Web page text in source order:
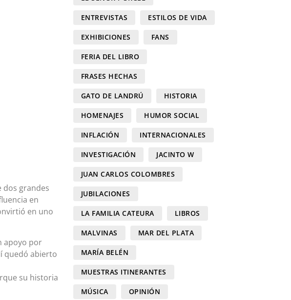
dos grandes
en
en uno
apoyo por
quedó abierto
su historia
ENTREVISTAS ESTILOS DE VIDA
EXHIBICIONES FANS
FERIA DEL LIBRO
FRASES HECHAS
GATO DE LANDRÚ HISTORIA
HOMENAJES HUMOR SOCIAL
INFLACIÓN INTERNACIONALES
INVESTIGACIÓN JACINTO W
JUAN CARLOS COLOMBRES
JUBILACIONES
LA FAMILIA CATEURA LIBROS
MALVINAS MAR DEL PLATA
MARÍA BELÉN
MUESTRAS ITINERANTES
MÚSICA OPINIÓN